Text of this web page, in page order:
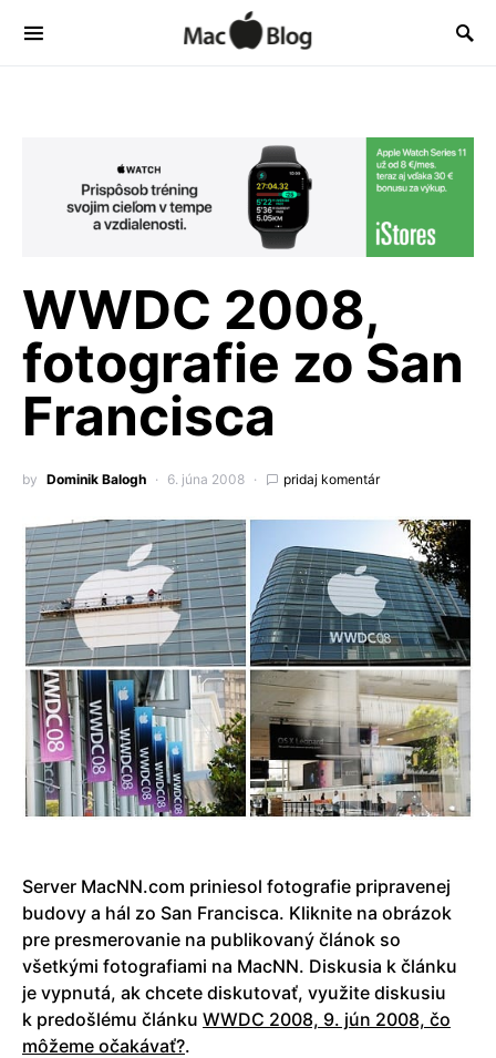
WWDC 2008,
fotografie zo San
Francisca
by Dominik Balogh 6. júna 2008 pridaj komentár
Server MacNN.com priniesol fotografie pripravenej
budovy a hál zo San Francisca. Kliknite na obrázok
pre presmerovanie na publikovaný článok so
všetkými fotografiami na MacNN. Diskusia k článku
je vypnutá, ak chcete diskutovať, využite diskusiu
k predošlému článku WWDC 2008, 9. jún 2008, čo
môžeme očakávať?.